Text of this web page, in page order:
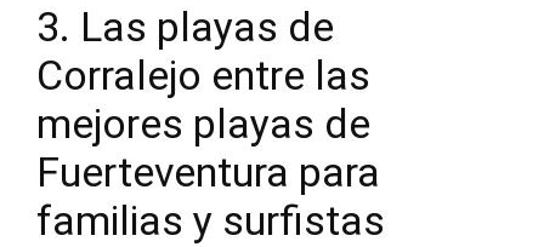
3. Las playas de
Corralejo entre las
mejores playas de
Fuerteventura para
familias y surfistas